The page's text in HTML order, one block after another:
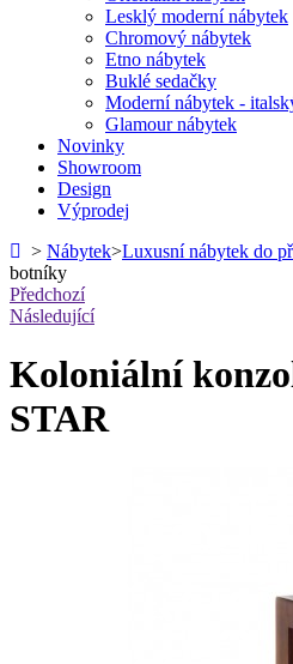
Lesklý moderní nábytek
Chromový nábytek
Etno nábytek
Buklé sedačky
Moderní nábytek -
Glamour nábytek
Novinky
Showroom
Design
Výprodej
> Nábytek>Luxusní nábytek do
botníky
Předchozí
Následující
Koloniální
STAR